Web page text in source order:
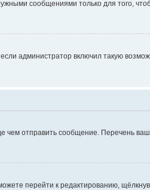
сообщениями только для того,
администратор включил такую
отправить сообщение. Перечень
перейти к редактированию, щёлкнув